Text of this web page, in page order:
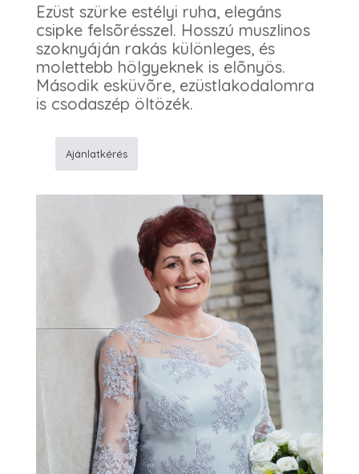
Ezüst szürke estélyi ruha, elegáns
csipke felsõrésszel. Hosszú muszlinos
szoknyáján rakás különleges, és
molettebb hölgyeknek is elõnyös.
Második esküvõre, ezüstlakodalomra
is csodaszép öltözék.
ruha
Ajánlatkérés